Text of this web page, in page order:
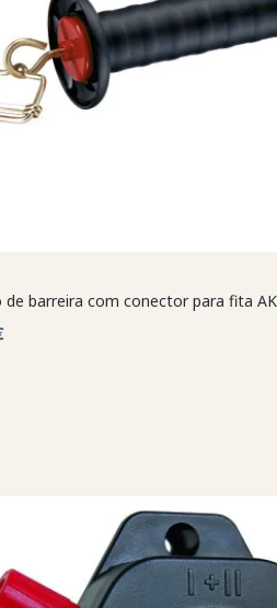
de barreira com conector para fita